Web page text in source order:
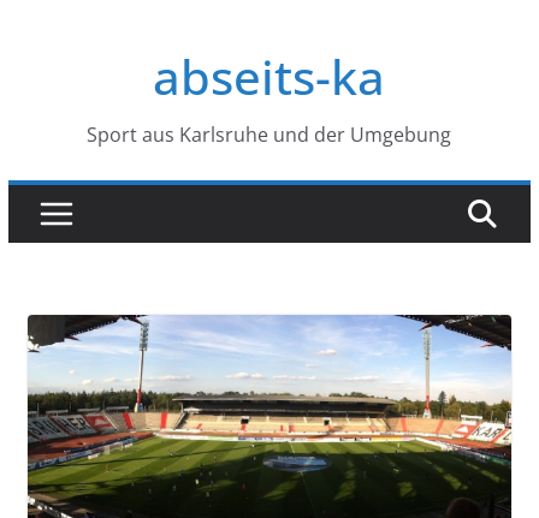
abseits-ka
Sport aus Karlsruhe und der Umgebung